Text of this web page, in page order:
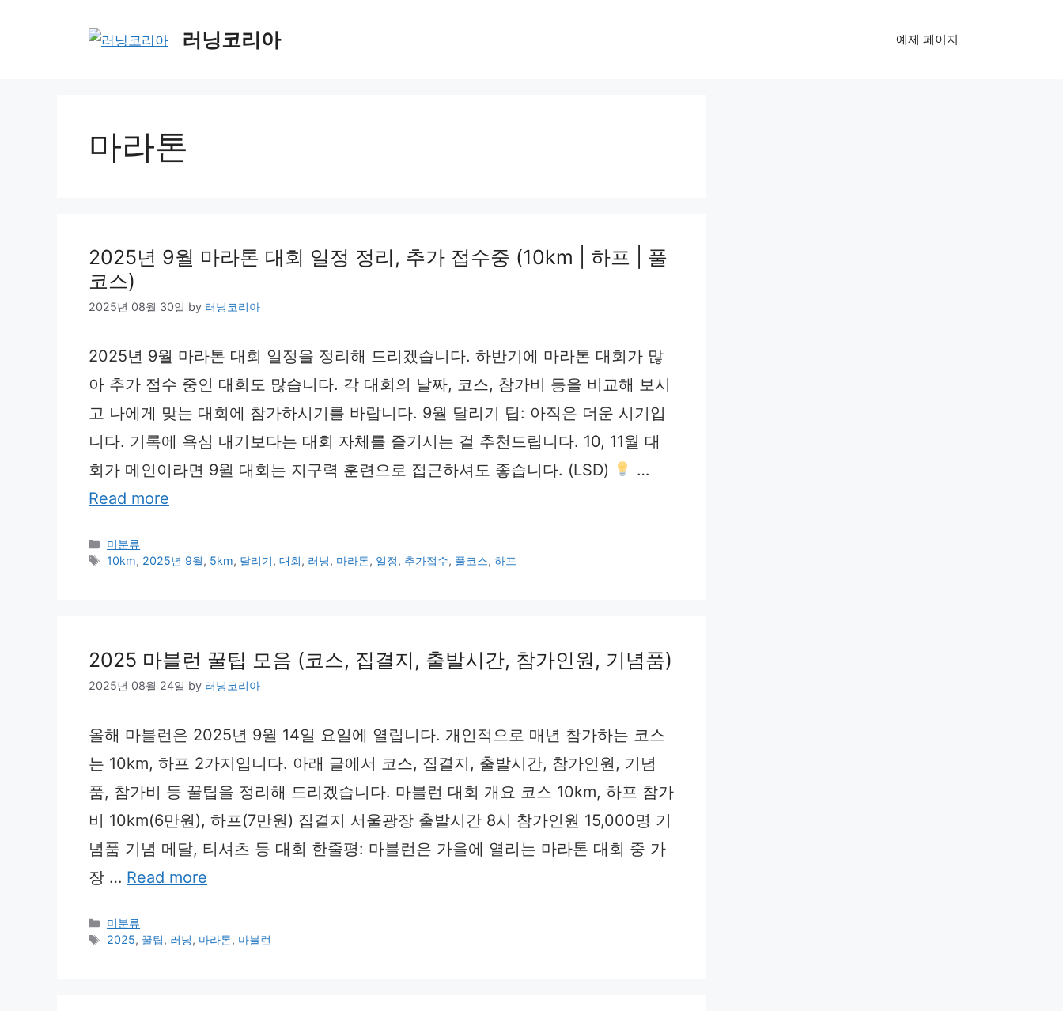
러닝코리아 예제 페이지
마라톤
2025년 9월 마라톤 대회 일정 정리, 추가 접수중 (10km | 하프 | 풀
코스)
2025년 08월 30일 by 러닝코리아
2025년 9월 마라톤 대회 일정을 정리해 드리겠습니다. 하반기에 마라톤 대회가 많
아 추가 접수 중인 대회도 많습니다. 각 대회의 날짜, 코스, 참가비 등을 비교해 보시
고 나에게 맞는 대회에 참가하시기를 바랍니다. 9월 달리기 팁: 아직은 더운 시기입
니다. 기록에 욕심 내기보다는 대회 자체를 즐기시는 걸 추천드립니다. 10, 11월 대
회가 메인이라면 9월 대회는 지구력 훈련으로 접근하셔도 좋습니다. (LSD)
…
Read more
Categories
미분류
Tags
10km, 2025년 9월, 5km, 달리기,대회, 러닝, 마라톤, 일정, 추가접수, 풀코스,하프
2025 마블런 꿀팁 모음 (코스, 집결지, 출발시간, 참가인원, 기념품)
2025년 08월 24일 by 러닝코리아
올해 마블런은 2025년 9월 14일 요일에 열립니다. 개인적으로 매년 참가하는 코스
는 10km, 하프 2가지입니다. 아래 글에서 코스, 집결지, 출발시간, 참가인원, 기념
품, 참가비 등 꿀팁을 정리해 드리겠습니다. 마블런 대회 개요 코스 10km, 하프 참가
비 10km(6만원), 하프(7만원) 집결지 서울광장 출발시간 8시 참가인원 15,000명 기
념품 기념 메달, 티셔츠 등 대회 한줄평: 마블런은 가을에 열리는 마라톤 대회 중 가
장 … Read more
Categories
미분류
Tags
2025, 꿀팁, 러닝, 마라톤, 마블런